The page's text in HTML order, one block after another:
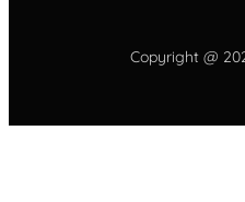
Copyright @